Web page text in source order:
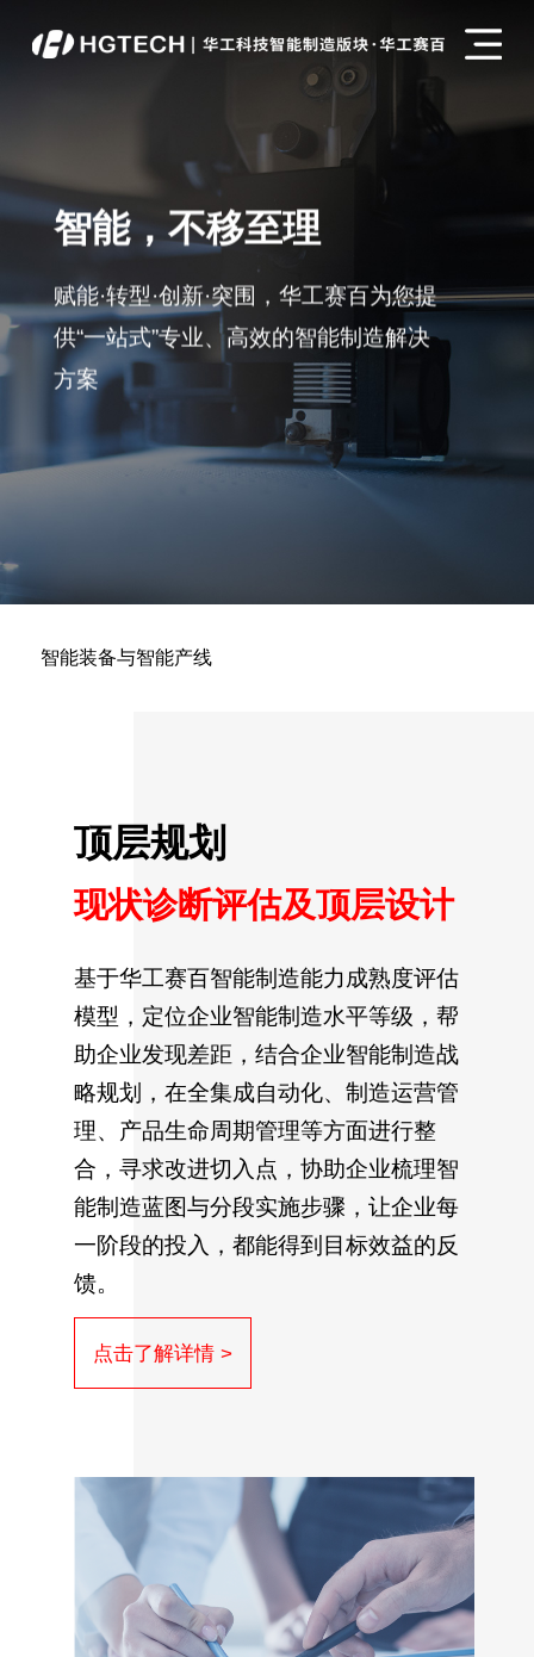
智能，不移至理
赋能·转型·创新·突围，华工赛百为您提
供“一站式”专业、高效的智能制造解决
方案
智能装备与智能产线
顶层规划
现状诊断评估及顶层设计
基于华工赛百智能制造能力成熟度评估
模型，定位企业智能制造水平等级，帮
助企业发现差距，结合企业智能制造战
略规划，在全集成自动化、制造运营管
理、产品生命周期管理等方面进行整
合，寻求改进切入点，协助企业梳理智
能制造蓝图与分段实施步骤，让企业每
一阶段的投入，都能得到目标效益的反
馈。
点击了解详情 >